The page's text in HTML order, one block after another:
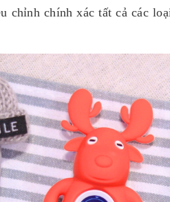
chỉnh chính xác tất cả các